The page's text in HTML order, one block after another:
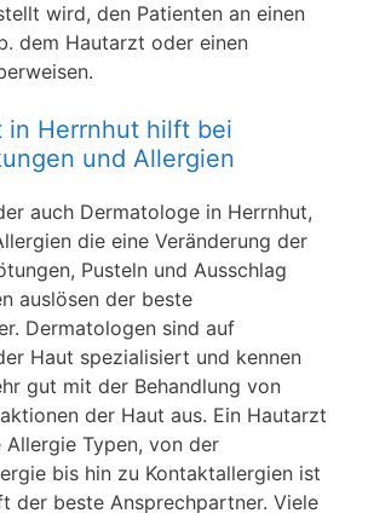
wird, den Patienten an einen
dem Hautarzt oder einen
in Herrnhut hilft bei
und Allergien
auch Dermatologe in Herrnhut,
die eine Veränderung der
Pusteln und Ausschlag
auslösen der beste
Dermatologen sind auf
Haut spezialisiert und kennen
gut mit der Behandlung von
der Haut aus. Ein Hautarzt
Allergie Typen, von der
bis hin zu Kontaktallergien ist
der beste Ansprechpartner. Viele